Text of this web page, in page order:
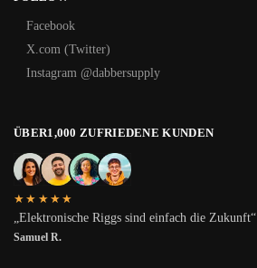
Facebook
X.com (Twitter)
Instagram @dabbersupply
ÜBER1,000 ZUFRIEDENE KUNDEN
★★★★★
„Elektronische Riggs sind einfach die Zukunft“
Samuel R.